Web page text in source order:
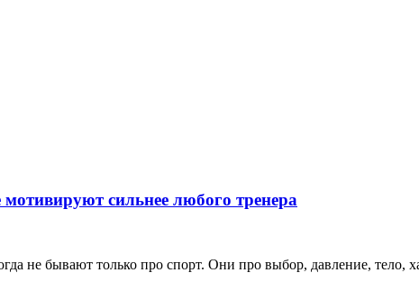
сильнее любого тренера
не бывают только про спорт. Они про выбор, давление, тело,